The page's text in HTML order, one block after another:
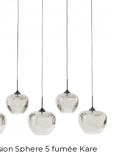
Sphere 5 fumée Kare